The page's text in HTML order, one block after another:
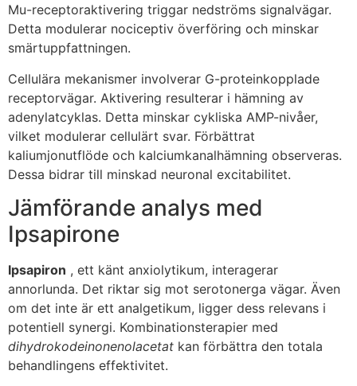
Mu-receptoraktivering triggar nedströms signalvägar.
Detta modulerar nociceptiv överföring och minskar
smärtuppfattningen.
Cellulära mekanismer involverar G-proteinkopplade
receptorvägar. Aktivering resulterar i hämning av
adenylatcyklas. Detta minskar cykliska AMP-nivåer,
vilket modulerar cellulärt svar. Förbättrat
kaliumjonutflöde och kalciumkanalhämning observeras.
Dessa bidrar till minskad neuronal excitabilitet.
Jämförande analys med
Ipsapirone
Ipsapiron , ett känt anxiolytikum, interagerar
annorlunda. Det riktar sig mot serotonerga vägar. Även
om det inte är ett analgetikum, ligger dess relevans i
potentiell synergi. Kombinationsterapier med
dihydrokodeinonenolacetat kan förbättra den totala
behandlingens effektivitet.